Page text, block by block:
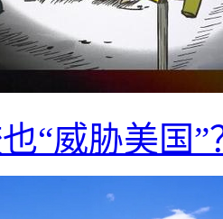
“威胁美国”